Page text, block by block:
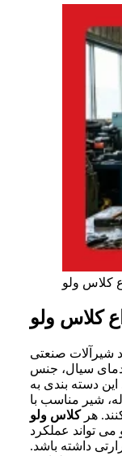
کلاس ولو
کلاس ولو
شیرآلات صنعتی
سیال، جنس
دسته بندی به
شیر مناسب با
هرکلاس ولو
تواند عملکرد
داشته باشد.